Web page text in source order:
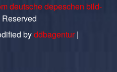
deutsche depeschen bild-
byddbagentur|